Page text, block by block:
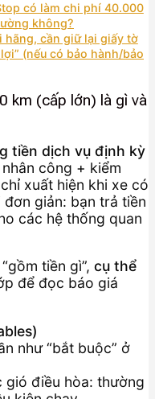
có làm chi phí 40.000
không?
hãng, cần giữ lại giấy tờ
(nếu có bảo hành/bảo
km (cấp lớn) là gì và
tiền dịch vụ định kỳ
công + kiểm
xuất hiện khi xe có
giản: bạn trả tiền
các hệ thống quan
tiền gì”, cụ thể
để đọc báo giá
như “bắt buộc” ở
gió điều hòa: thường